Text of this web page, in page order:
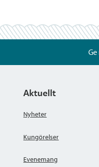
Aktuellt
Nyheter
Kungörelser
Evenemang